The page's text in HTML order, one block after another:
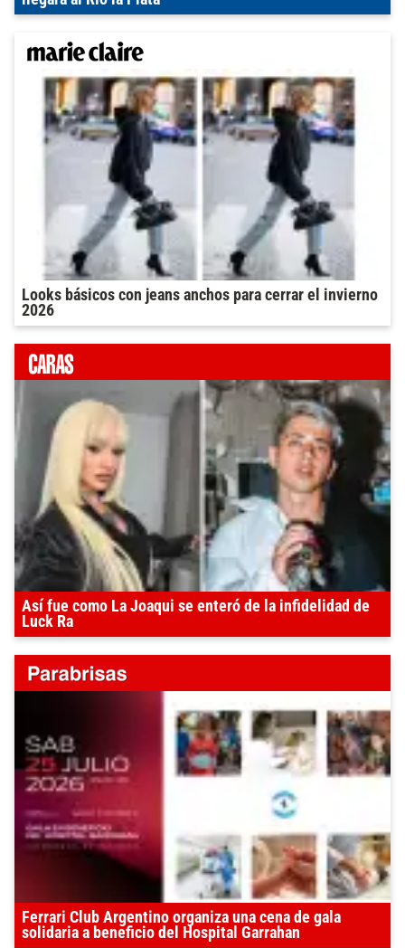
Looks básicos con jeans anchos para cerrar el invierno
2026
Así fue como La Joaqui se enteró de la infidelidad de
Luck Ra
Ferrari Club Argentino organiza una cena de gala
solidaria a beneficio del Hospital Garrahan